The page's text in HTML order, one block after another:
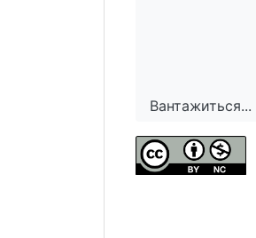
Вантажиться...
Вантажиться...